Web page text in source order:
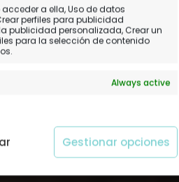
a ella, Uso de datos
perfiles para publicidad
publicidad personalizada, Crear un
para la selección de contenido
Always active
de
fraudes, y
y Always active
Gestionar opciones